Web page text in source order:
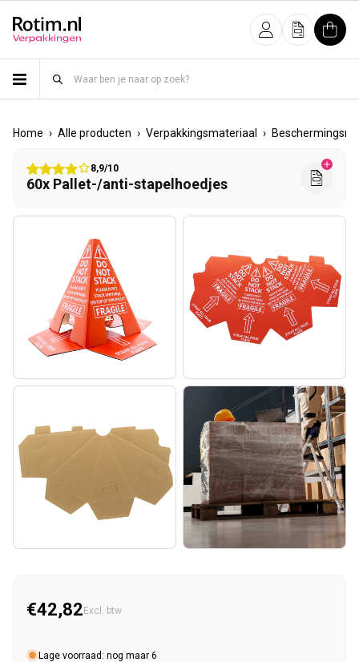
InloggenOfferte
Home › Alle producten › Verpakkingsmateriaal ›
8,9/10
60x Pallet-/anti-stapelhoedjes
Normale prijs
€42,82 Excl. btw
Lage voorraad: nog maar 6